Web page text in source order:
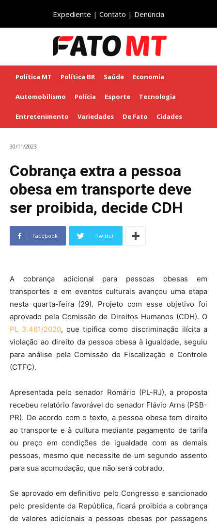
Expediente | Contato | Denúncia
Política MT Política BR Saúde Economia
Automobilismo Polícia Esporte Tecnologia
Entretenimento Variedades De Fato Cidades
30/11/2023
Cobrança extra a pessoa
obesa em transporte deve
ser proibida, decide CDH
Facebook Twitter
A cobrança adicional para pessoas obesas em
transportes e em eventos culturais avançou uma etapa
nesta quarta-feira (29). Projeto com esse objetivo foi
aprovado pela Comissão de Direitos Humanos (CDH). O
PL 3.461/2020, que tipifica como discriminação ilícita a
violação ao direito da pessoa obesa à igualdade, seguiu
para análise pela Comissão de Fiscalização e Controle
(CTFC).
Apresentada pelo senador Romário (PL-RJ), a proposta
recebeu relatório favorável do senador Flávio Arns (PSB-
PR). De acordo com o texto, a pessoa obesa tem direito
ao transporte e à cultura mediante pagamento de tarifa
ou preço em condições de igualdade com as demais
pessoas, mesmo que necessite de um segundo assento
para sua acomodação, que não será cobrado.
Se aprovado em definitivo pelo Congresso e sancionado
pelo presidente da República, ficará proibida a cobrança
de valores adicionais a pessoas obesas por passagens